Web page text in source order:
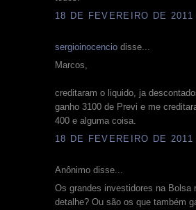
18 DE FEVEREIRO DE
sergioinocencio disse...
Marcos,
creditaram o liquido, ja
ganho 3100 de Previ e me
400 e alguma coisa.
18 DE FEVEREIRO DE
Anônimo disse...
Os grandes investidores na Bolsa
detalhe? Ou são os que também